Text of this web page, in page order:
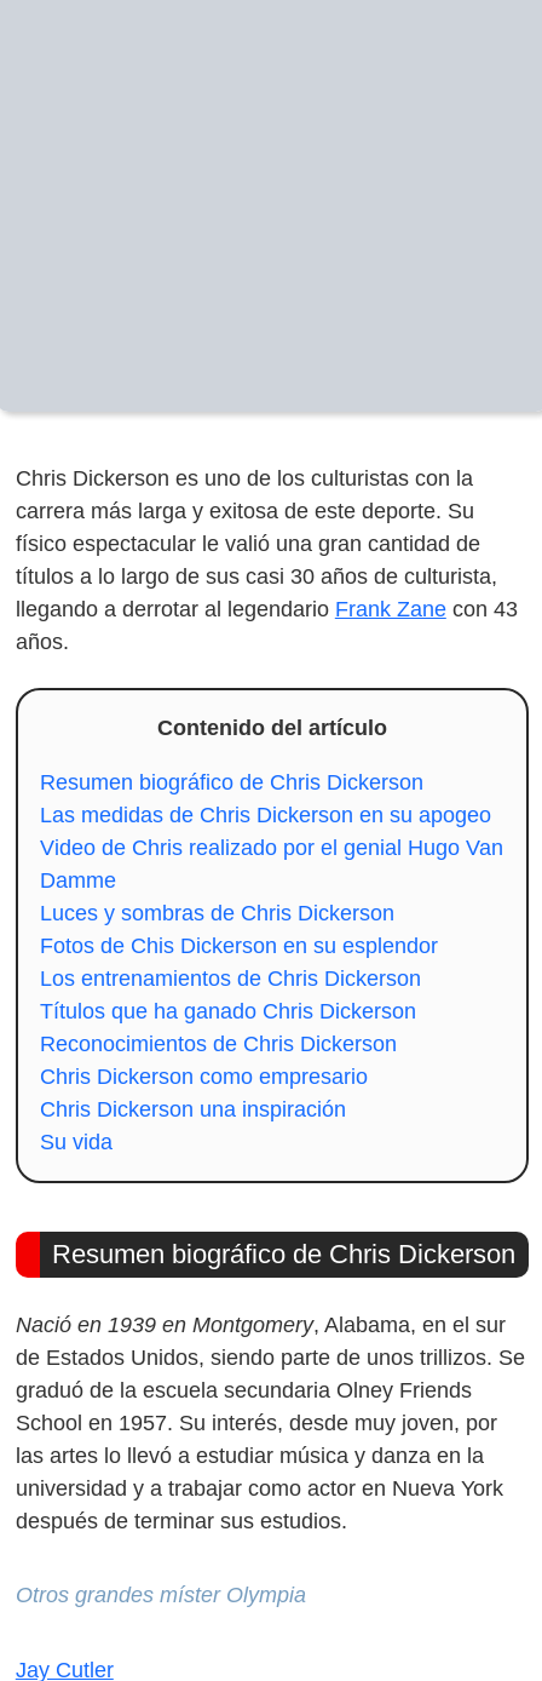
Chris Dickerson es uno de los culturistas con la
carrera más larga y exitosa de este deporte. Su
físico espectacular le valió una gran cantidad de
títulos a lo largo de sus casi 30 años de culturista,
llegando a derrotar al legendario Frank Zanecon 43
años.
Contenido del artículo
Resumen biográfico de Chris Dickerson
Las medidas de Chris Dickerson en su apogeo
Video de Chris realizado por el genial Hugo Van
Damme
Luces y sombras de Chris Dickerson
Fotos de Chis Dickerson en su esplendor
Los entrenamientos de Chris Dickerson
Títulos que ha ganado Chris Dickerson
Reconocimientos de Chris Dickerson
Chris Dickerson como empresario
Chris Dickerson una inspiración
Su vida
Resumen biográfico de Chris Dickerson
Nació en 1939 en Montgomery, Alabama, en el sur
de Estados Unidos, siendo parte de unos trillizos. Se
graduó de la escuela secundaria Olney Friends
School en 1957. Su interés, desde muy joven, por
las artes lo llevó a estudiar música y danza en la
universidad y a trabajar como actor en Nueva York
después de terminar sus estudios.
Otros grandes míster Olympia
Jay Cutler